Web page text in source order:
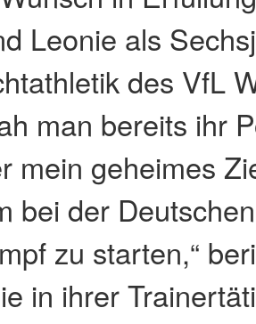
Leonie als
des VfL
man bereits ihr
mein geheimes
bei der
zu starten,“
in ihrer